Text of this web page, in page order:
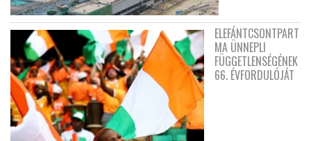
ELEFÁNTCSONTPART
MA ÜNNEPLI
FÜGGETLENSÉGÉNEK
66. ÉVFORDULÓJÁT